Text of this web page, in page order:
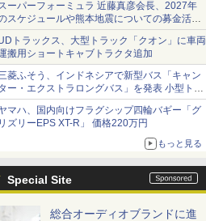
ーパーフォーミュラ 近藤真彦会長、2027年
スケジュールや熊本地震についての募金活動
紹介
トラックス、大型トラック「クオン」に車両
搬用ショートキャブトラクタ追加
菱ふそう、インドネシアで新型バス「キャン
ー・エクストラロングバス」を発表 小型トラ
クベースの観光・旅客輸送向けバス
マハ、国内向けフラグシップ四輪バギー「グ
ズリーEPS XT-R」 価格220万円
もっと見る
Special Site
総合オーディオブランドに進